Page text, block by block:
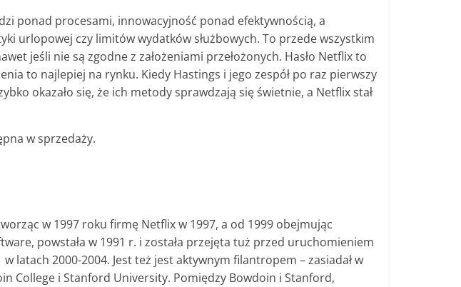
ponad procesami, innowacyjność ponad efektywnością, a
urlopowej czy limitów wydatków służbowych. To przede wszystkim
jeśli nie są zgodne z założeniami przełożonych. Hasło Netflix to
to najlepiej na rynku. Kiedy Hastings i jego zespół po raz pierwszy
okazało się, że ich metody sprawdzają się świetnie, a Netflix stał
w sprzedaży.
w 1997 roku firmę Netflix w 1997, a od 1999 obejmując
powstała w 1991 r. i została przejęta tuż przed uruchomieniem
latach 2000-2004. Jest też jest aktywnym filantropem – zasiadał w
College i Stanford University. Pomiędzy Bowdoin i Stanford,